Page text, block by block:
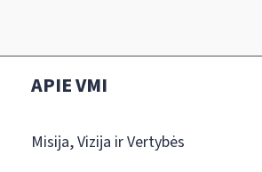
APIE VMI
Misija, Vizija ir Vertybės